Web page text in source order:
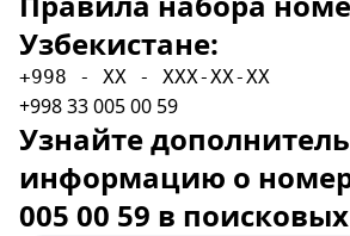
Узбекистане:
+998 - XX - XXX-XX-XX
+998 33 005 00 59
Узнайте
информацию о
005 00 59 в